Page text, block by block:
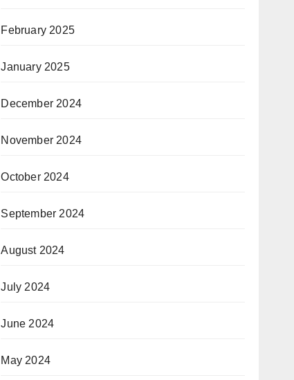
February 2025
January 2025
December 2024
November 2024
October 2024
September 2024
August 2024
July 2024
June 2024
May 2024